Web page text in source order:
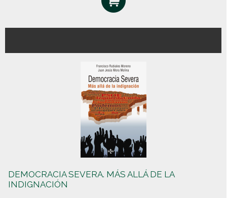
DEMOCRACIA SEVERA. MÁS ALLÁ DE LA
INDIGNACIÓN